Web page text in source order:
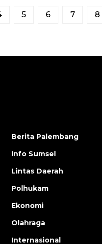
5 6 7 8
Berita Palembang
Info Sumsel
Lintas Daerah
Polhukam
Ekonomi
Olahraga
Internasional